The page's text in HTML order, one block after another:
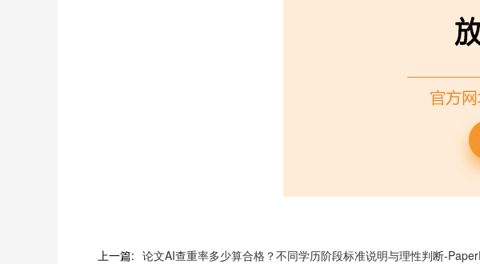
上一篇: 论文AI查重率多少算合格？不同学历阶段标准说明与理性判断-